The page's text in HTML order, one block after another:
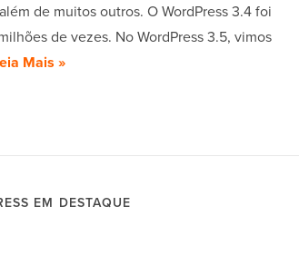
de muitos outros. O WordPress 3.4 foi
de vezes. No WordPress 3.5, vimos
Mais »
EM DESTAQUE